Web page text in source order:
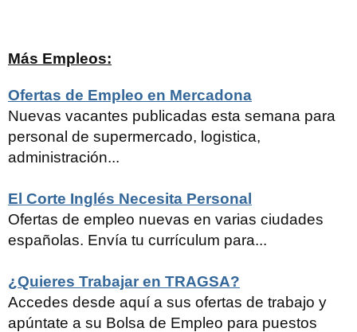
Más Empleos:
Ofertas de Empleo en Mercadona
Nuevas vacantes publicadas esta semana para
personal de supermercado, logistica,
administración...
El Corte Inglés Necesita Personal
Ofertas de empleo nuevas en varias ciudades
españolas. Envía tu currículum para...
¿Quieres Trabajar en TRAGSA?
Accedes desde aquí a sus ofertas de trabajo y
apúntate a su Bolsa de Empleo para puestos